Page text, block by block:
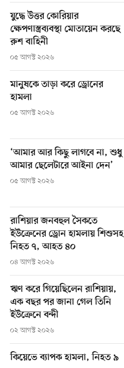
যুদ্ধে উত্তর কোরিয়ার
ক্ষেপণাস্ত্রব্যবস্থা মোতায়েন করছে
রুশ বাহিনী
০৫ আগস্ট ২০২৬
মানুষকে তাড়া করে ড্রোনের
হামলা
০৫ আগস্ট ২০২৬
‘আমার আর কিছু লাগবে না, শুধু
আমার ছেলেটারে আইনা দেন’
০৫ আগস্ট ২০২৬
রাশিয়ার জনবহুল সৈকতে
ইউক্রেনের ড্রোন হামলায় শিশুসহ
নিহত ৭, আহত ৪০
০৪ আগস্ট ২০২৬
ঋণ করে গিয়েছিলেন রাশিয়ায়,
এক বছর পর জানা গেল তিনি
ইউক্রেনে বন্দী
০২ আগস্ট ২০২৬
কিয়েভে ব্যাপক হামলা, নিহত ৯